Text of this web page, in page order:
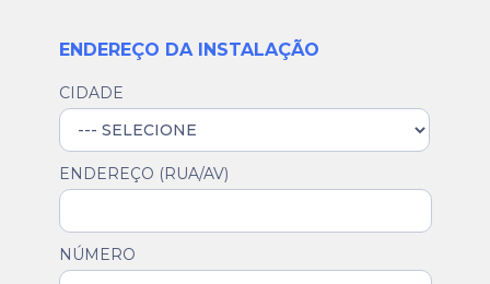
ENDEREÇO DA INSTALAÇÃO
CIDADE
ENDEREÇO (RUA/AV)
NÚMERO